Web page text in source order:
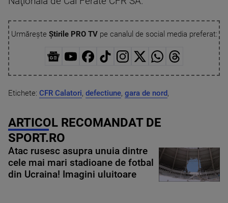
Urmărește Știrile PRO TVpe canalul de social media preferat:
Etichete: CFR Calatori, defectiune, gara de nord,
ARTICOL RECOMANDAT DE
SPORT.RO
Atac rusesc asupra unuia dintre
cele mai mari stadioane de fotbal
din Ucraina! Imagini uluitoare